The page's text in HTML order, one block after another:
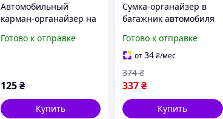
Автомобильный
карман-органайзер на
мелочей в салон авто
Готово к отправке
125₴
Купить
Сумка-органайзер в
багажник автомобиля
Готово к отправке
от34₴/мес
337₴
374 ₴
Купить